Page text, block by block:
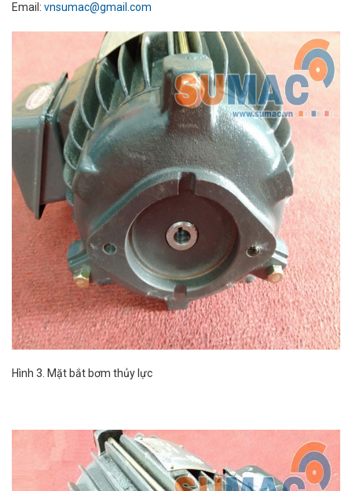
Email: vnsumac@gmail.com
Hình 3. Mặt bắt bơm thủy lực